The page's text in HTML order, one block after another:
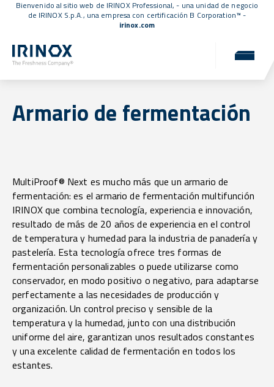
Bienvenido al sitio web de IRINOX Professional, - una unidad de negocio
de IRINOX S.p.A., una empresa con certificación B Corporation™ -
irinox.com
Armario de fermentación
MultiProof® Next es mucho más que un armario de
fermentación: es el armario de fermentación multifunción
IRINOX que combina tecnología, experiencia e innovación,
resultado de más de 20 años de experiencia en el control
de temperatura y humedad para la industria de panadería y
pastelería. Esta tecnología ofrece tres formas de
fermentación personalizables o puede utilizarse como
conservador, en modo positivo o negativo, para adaptarse
perfectamente a las necesidades de producción y
organización. Un control preciso y sensible de la
temperatura y la humedad, junto con una distribución
uniforme del aire, garantizan unos resultados constantes
y una excelente calidad de fermentación en todos los
estantes.